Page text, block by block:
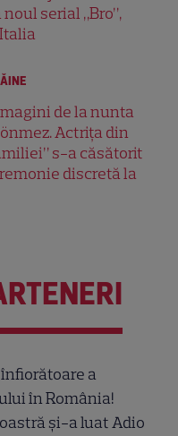
serial „Bro”,
de la nunta
Actrița din
s-a căsătorit
discretă la
a
în România!
și-a luat Adio